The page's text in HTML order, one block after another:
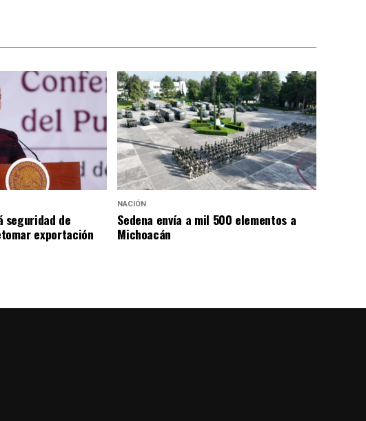
seguridad de
exportación
NACIÓN
Sedena envía a mil 500 elementos a
Michoacán